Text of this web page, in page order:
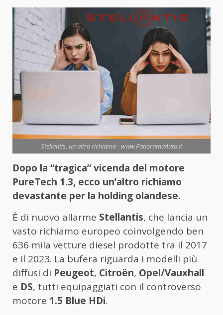
Stellantis, un altro richiamo - www.PanoramaAuto.it
Dopo la “tragica” vicenda del motore
PureTech 1.3, ecco un’altro richiamo
devastante per la holding olandese.
È di nuovo allarme Stellantis, che lancia un
vasto richiamo europeo coinvolgendo ben
636 mila vetture diesel prodotte tra il 2017
e il 2023. La bufera riguarda i modelli più
diffusi di Peugeot, Citroën, Opel/Vauxhall
e DS, tutti equipaggiati con il controverso
motore 1.5 Blue HDi.